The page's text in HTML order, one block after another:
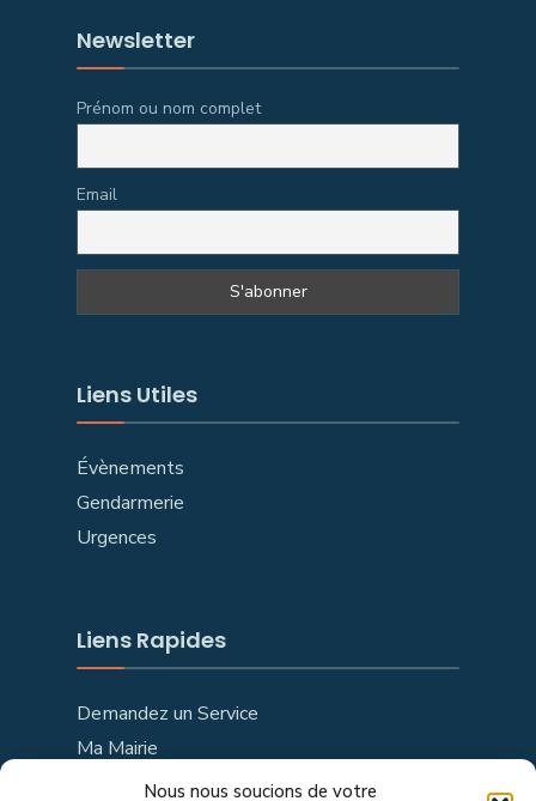
Nous nous soucions de votre
Newsletter
Prénom ou nom complet
Email
Liens Utiles
Évènements
Gendarmerie
Urgences
Liens Rapides
Demandez un Service
Ma Mairie
Site made byRSK